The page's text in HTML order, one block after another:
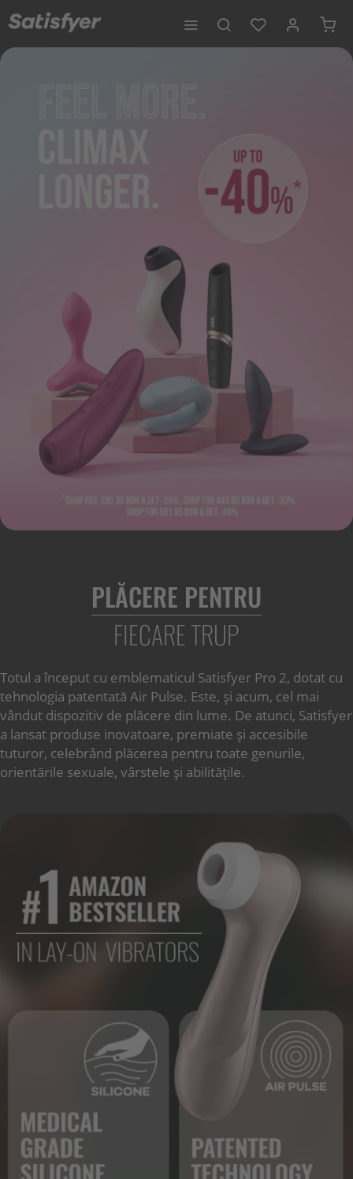
PLĂCERE PENTRU
FIECARE TRUP
Totul a început cu emblematicul Satisfyer Pro 2, dotat cu
tehnologia patentată Air Pulse. Este, și acum, cel mai
vândut dispozitiv de plăcere din lume. De atunci, Satisfyer
a lansat produse inovatoare, premiate și accesibile
tuturor, celebrând plăcerea pentru toate genurile,
orientările sexuale, vârstele și abilitățile.